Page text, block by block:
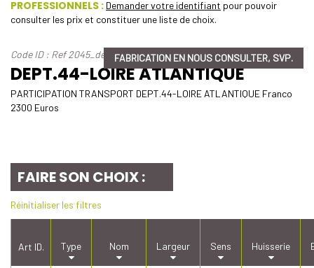
PROFESSIONNELS : Demander votre identifiant pour pouvoir
consulter les prix et constituer une liste de choix.
Code ID : Ref 2045_dept-44-loire-atlantique
DEPT.44-LOIRE ATLANTIQUE
FABRICATION EN NOUS CONSULTER, SVP.
PARTICIPATION TRANSPORT DEPT.44-LOIRE ATLANTIQUE Franco
2300 Euros
FAIRE SON CHOIX :
Réinitialiser les filtres
Art ID. Type Nom Largeur Sens Huisserie